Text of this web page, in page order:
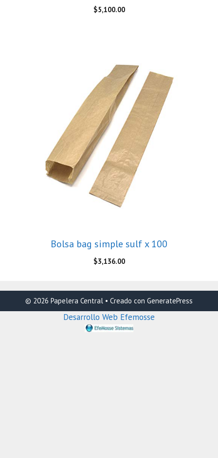
$5,100.00
Bolsa bag simple sulf x 100
$3,136.00
© 2026 Papelera Central • Creado con GeneratePress
Desarrollo Web Efemosse